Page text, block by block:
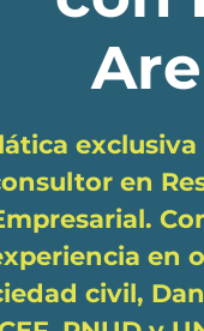
en
en
civil,